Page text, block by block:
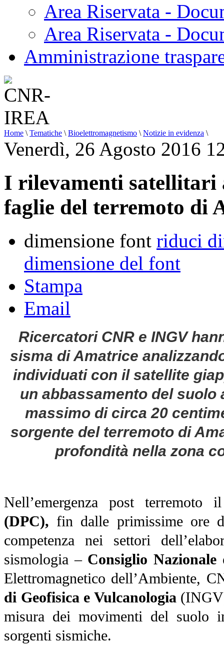
Area Riservata -
Area Riservata -
Amministrazione
Home \ Tematiche \ Bioelettromagnetismo \ Notizie in evidenza \
Venerdì, 26 Agosto 2016
I rilevamenti satellitari
faglie del terremoto di
dimensione font riduci
dimensione del font
Stampa
Email
Ricercatori CNR e INGV
sisma di Amatrice
individuati con il satellite
un abbassamento del
massimo di circa 20
sorgente del terremoto di
profondità nella zona
Nell’emergenza post
(DPC), fin dalle primissime ore
competenza nei settori
sismologia – Consiglio Nazionale
Elettromagnetico dell’Ambiente,
di Geofisica e Vulcanologia
misura dei movimenti del suolo
sorgenti sismiche.